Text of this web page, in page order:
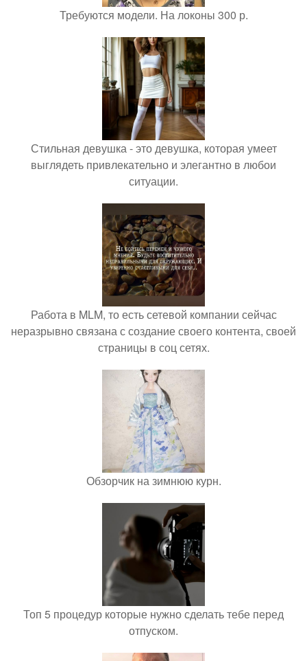
Требуются модели. На локоны 300 р.
Стильная девушка - это девушка, которая умеет
выглядеть привлекательно и элегантно в любои
ситуации.
Работа в MLM, то есть сетевой компании сейчас
неразрывно связана с создание своего контента, своей
страницы в соц сетях.
Обзорчик на зимнюю курн.
Топ 5 процедур которые нужно сделать тебе перед
отпуском.